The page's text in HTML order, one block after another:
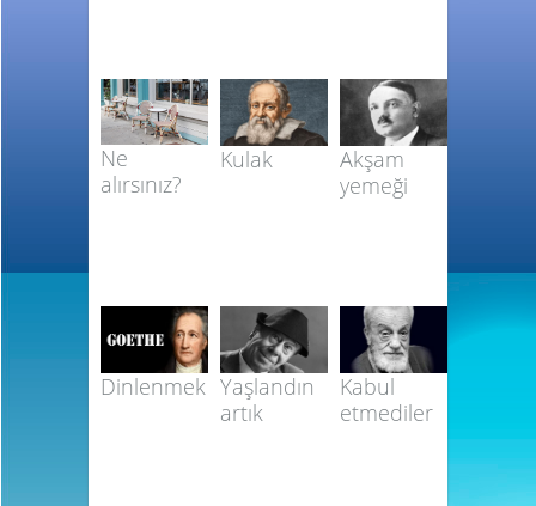
Ne
alırsınız?
Kulak
Akşam
yemeği
Dinlenmek Yaşlandın
artık
Kabul
etmediler